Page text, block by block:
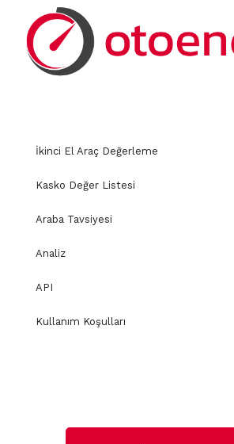
İkinci El Araç Değerleme
Kasko Değer Listesi
Araba Tavsiyesi
Analiz
API
Kullanım Koşulları